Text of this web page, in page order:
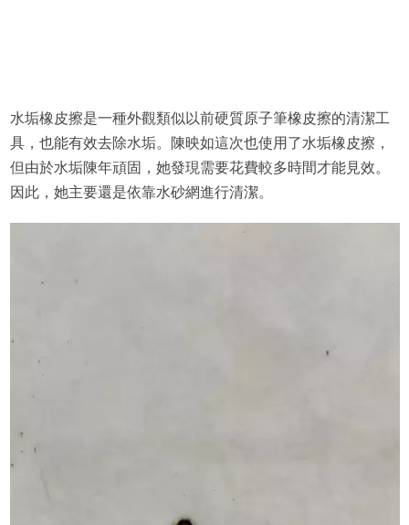
水垢橡皮擦是一種外觀類似以前硬質原子筆橡皮擦的清潔工
具，也能有效去除水垢。陳映如這次也使用了水垢橡皮擦，
但由於水垢陳年頑固，她發現需要花費較多時間才能見效。
因此，她主要還是依靠水砂網進行清潔。